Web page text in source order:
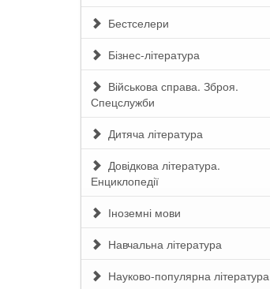
Бестселери
Бізнес-література
Військова справа. Зброя.
Спецслужби
Дитяча література
Довідкова література.
Енциклопедії
Іноземні мови
Навчальна література
Науково-популярна література